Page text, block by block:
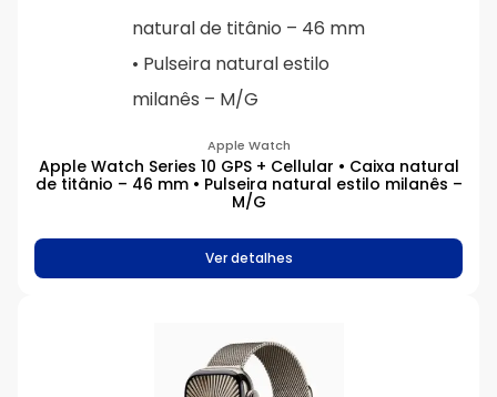
Apple Watch
Apple Watch Series 10 GPS + Cellular • Caixa natural
de titânio – 46 mm • Pulseira natural estilo milanês –
M/G
Ver detalhes